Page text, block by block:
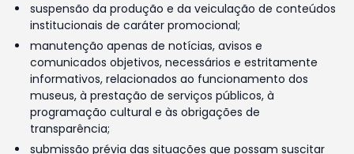
suspensão da produção e da veiculação de conteúdos
institucionais de caráter promocional;
manutenção apenas de notícias, avisos e
comunicados objetivos, necessários e estritamente
informativos, relacionados ao funcionamento dos
museus, à prestação de serviços públicos, à
programação cultural e às obrigações de
transparência;
submissão prévia das situações que possam suscitar